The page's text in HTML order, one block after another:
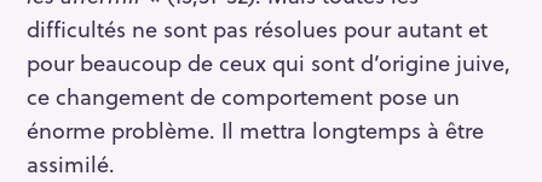
difficultés ne sont pas résolues pour autant et
pour beaucoup de ceux qui sont d’origine juive,
ce changement de comportement pose un
énorme problème. Il mettra longtemps à être
assimilé.